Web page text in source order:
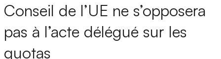
Conseil de l’UE ne s’opposera
pas à l’acte délégué sur les
quotas